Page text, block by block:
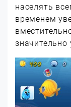
населять
временем
значительно